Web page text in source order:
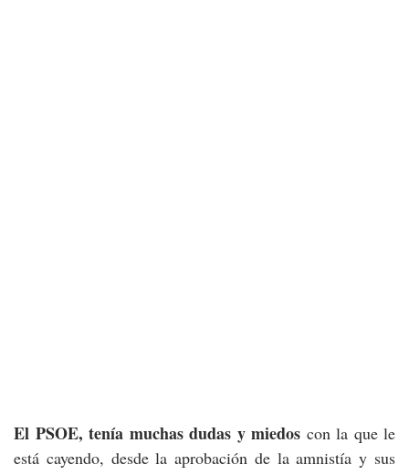
El PSOE, tenía muchas dudas y miedos con la que le
está cayendo, desde la aprobación de la amnistía y sus